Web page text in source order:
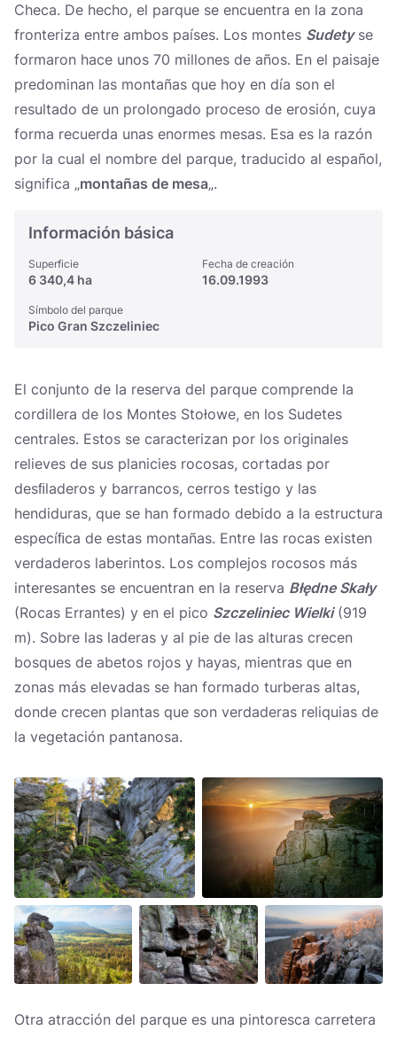
Checa. De hecho, el parque se encuentra en la zona
fronteriza entre ambos países. Los montes Sudetyse
formaron hace unos 70 millones de años. En el paisaje
predominan las montañas que hoy en día son el
resultado de un prolongado proceso de erosión, cuya
forma recuerda unas enormes mesas. Esa es la razón
por la cual el nombre del parque, traducido al español,
significa „montañas de mesa„.
Información básica
Superficie
6 340,4 ha
Fecha de creación
16.09.1993
Símbolo del parque
Pico Gran Szczeliniec
El conjunto de la reserva del parque comprende la
cordillera de los Montes Stołowe, en los Sudetes
centrales. Estos se caracterizan por los originales
relieves de sus planicies rocosas, cortadas por
desﬁladeros y barrancos, cerros testigo y las
hendiduras, que se han formado debido a la estructura
especíﬁca de estas montañas. Entre las rocas existen
verdaderos laberintos. Los complejos rocosos más
interesantes se encuentran en la reserva Błędne Skały
(Rocas Errantes) y en el pico Szczeliniec Wielki(919
m). Sobre las laderas y al pie de las alturas crecen
bosques de abetos rojos y hayas, mientras que en
zonas más elevadas se han formado turberas altas,
donde crecen plantas que son verdaderas reliquias de
la vegetación pantanosa.
Otra atracción del parque es una pintoresca carretera